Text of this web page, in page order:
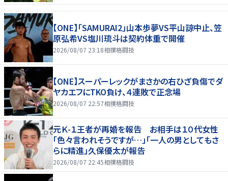
【ONE】「SAMURAI2」山本歩夢VS平山諒中止、笠
原弘希VS塩川琉斗は契約体重で開催
2026/08/07 23:18相撲格闘技
【ONE】スーパーレックがまさかの右ひざ負傷でダ
ヤカエフにTKO負け、４連敗で正念場
2026/08/07 22:57相撲格闘技
元Ｋ-１王者が再婚を報告 お相手は１０代女性
「色々言われそうですが…」「一人の男としてもさ
らに精進」久保優太が報告
2026/08/07 22:45相撲格闘技